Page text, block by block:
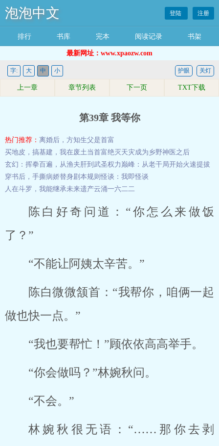
泡泡中文 登陆 注册
排行 书库 完本 阅读记录 书架
最新网址：www.xpaozw.com
字: 大 中 小 关灯
护眼
上一章 章节列表 下一页 TXT下载
第39章 我等你
热门推荐： 离婚后，方知生父是首富
买地皮，搞基建，我在废土当首富绝灭天灾成为乡野神医之后
玄幻：挥拳百遍，从渔夫肝到武圣权力巅峰：从老干局开始火速提拔
穿书后，手撕病娇替身剧本规则怪谈：我即怪谈
人在斗罗，我能继承未来遗产云涌一六二二
陈白好奇问道：“你怎么来做饭
了？”
“不能让阿姨太辛苦。”
陈白微微颔首：“我帮你，咱俩一起
做也快一点。”
“我也要帮忙！”顾依依高高举手。
“你会做吗？”林婉秋问。
“不会。”
林婉秋很无语：“……那你去剥